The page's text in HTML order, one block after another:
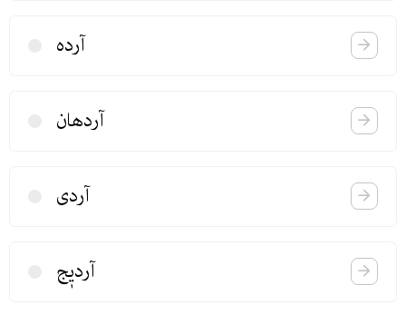
آرده
آردهان
آردی
آردیٖج